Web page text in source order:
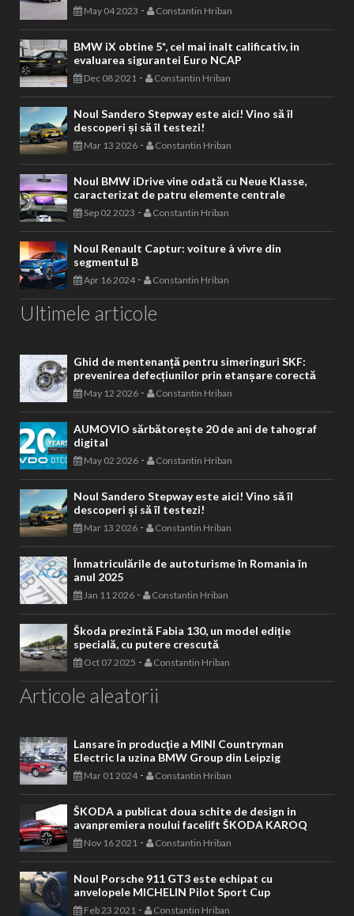
May 04 2023 - Constantin Hriban
BMW iX obtine 5*, cel mai inalt calificativ, in
evaluarea sigurantei Euro NCAP
Dec 08 2021 - Constantin Hriban
Noul Sandero Stepway este aici! Vino să îl
descoperi și să îl testezi!
Mar 13 2026 - Constantin Hriban
Noul BMW iDrive vine odată cu Neue Klasse,
caracterizat de patru elemente centrale
Sep 02 2023 - Constantin Hriban
Noul Renault Captur: voiture à vivre din
segmentul B
Apr 16 2024- Constantin Hriban
Ultimele articole
Ghid de mentenanță pentru simeringuri SKF:
prevenirea defecțiunilor prin etanșare corectă
May 12 2026 - Constantin Hriban
AUMOVIO sărbătorește 20 de ani de tahograf
digital
May 02 2026 - Constantin Hriban
Noul Sandero Stepway este aici! Vino să îl
descoperi și să îl testezi!
Mar 13 2026 - Constantin Hriban
Înmatriculările de autoturisme în Romania în
anul 2025
Jan 11 2026 - Constantin Hriban
Škoda prezintă Fabia 130, un model ediție
specială, cu putere crescută
Oct 07 2025 - Constantin Hriban
Articole aleatorii
Lansare în producţie a MINI Countryman
Electric la uzina BMW Group din Leipzig
Mar 01 2024- Constantin Hriban
ŠKODA a publicat doua schite de design in
avanpremiera noului facelift ŠKODA KAROQ
Nov 16 2021 - Constantin Hriban
Noul Porsche 911 GT3 este echipat cu
anvelopele MICHELIN Pilot Sport Cup
Feb 23 2021 - Constantin Hriban